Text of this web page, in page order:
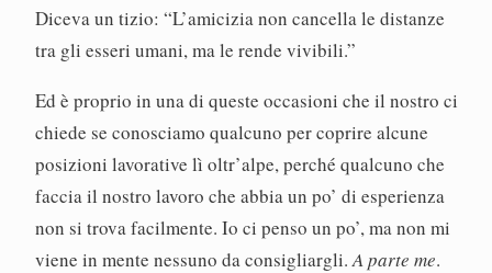
Diceva un tizio: “L’amicizia non cancella le distanze
tra gli esseri umani, ma le rende vivibili.”
Ed è proprio in una di queste occasioni che il nostro ci
chiede se conosciamo qualcuno per coprire alcune
posizioni lavorative lì oltr’alpe, perché qualcuno che
faccia il nostro lavoro che abbia un po’ di esperienza
non si trova facilmente. Io ci penso un po’, ma non mi
viene in mente nessuno da consigliargli.A parte me.